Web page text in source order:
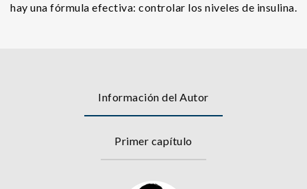
hay una fórmula efectiva: controlar los niveles de insulina.
Información del Autor
Primer capítulo